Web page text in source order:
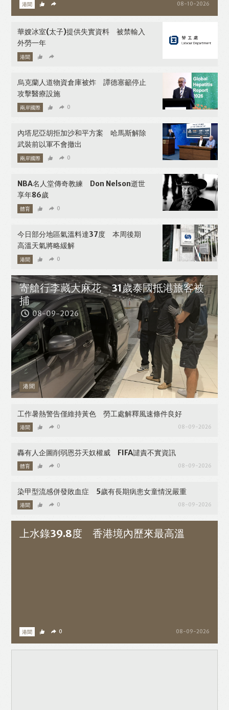
港聞 08-10-2026
華嫂冰室(太子)提供失實資料 被禁輸入
外勞一年
港聞
烏克蘭人道物資倉庫被炸 譚德塞籲停止
攻擊醫療設施
兩岸國際 08-10-2026
0
內塔尼亞胡拒加沙和平方案 哈馬斯解除
武裝前以軍不會撤出
兩岸國際 08-10-2026
0
NBA名人堂傳奇教練 Don Nelson逝世
享年86歲
體育 08-10-2026
0
今日部分地區氣溫料達37度 本周後期
高溫天氣將略緩解
港聞 08-10-2026
0
寄艙行李藏大麻花 31歲泰國抵港旅客被
捕
港聞
08-09-2026
工作暑熱警告僅維持黃色 勞工處解釋風速條件良好
港聞 08-09-2026
0
轟有人企圖削弱恩芬天奴權威 FIFA譴責不實資訊
體育 08-09-2026
0
染甲型流感併發敗血症 5歲有長期病患女童情況嚴重
港聞 08-09-2026
0
上水錄39.8度 香港境內歷來最高溫
港聞 08-09-2026
0